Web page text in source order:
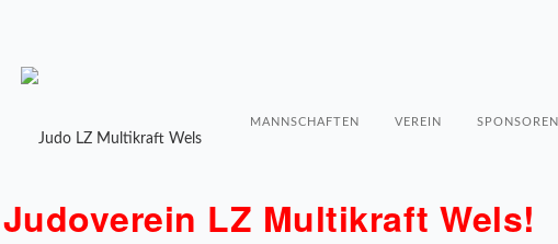
MANNSCHAFTEN VEREIN SPONSOREN
LZ Multikraft Wels!